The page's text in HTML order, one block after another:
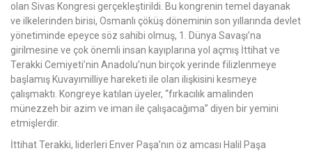
olan Sivas Kongresi gerçekleştirildi. Bu kongrenin temel dayanak
ve ilkelerinden birisi, Osmanlı çöküş döneminin son yıllarında devlet
yönetiminde epeyce söz sahibi olmuş, 1. Dünya Savaşı’na
girilmesine ve çok önemli insan kayıplarına yol açmış İttihat ve
Terakki Cemiyeti’nin Anadolu’nun birçok yerinde filizlenmeye
başlamış Kuvayımilliye hareketi ile olan ilişkisini kesmeye
çalışmaktı. Kongreye katılan üyeler, “fırkacılık amalinden
münezzeh bir azim ve iman ile çalışacağıma” diyen bir yemini
etmişlerdir.
İttihat Terakki, liderleri Enver Paşa’nın öz amcası Halil Paşa